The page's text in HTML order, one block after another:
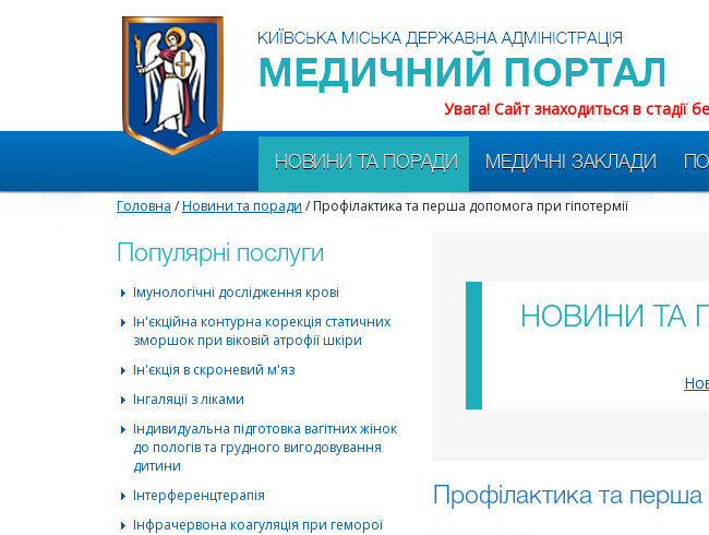
Увага! Сайт знаходиться в стадії
НОВИНИ ТА ПОРАДИ МЕДИЧНІ ЗАКЛАДИ
Головна /Новини та поради / Профілактика та перша допомога при гіпотермії
Популярні послуги
Імунологічні дослідження крові
Ін'єкційна контурна корекція статичних
зморшок при віковій атрофії шкіри
Ін'єкція в скроневий м'яз
Інгаляції з ліками
Індивидуальна підготовка вагітних жінок
до пологів та грудного вигодовування
дитини
Інтерференцтерапія
Інфрачервона коагуляція при геморої
НОВИНИ ТА
Профілактика та перша